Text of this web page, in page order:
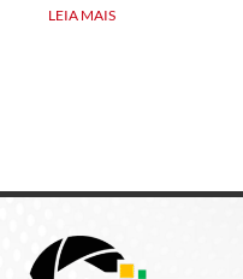
LEIA MAIS